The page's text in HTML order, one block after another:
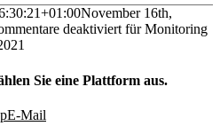
November 16th,
deaktiviert für Monitoring
Sie eine Plattform aus.
E-Mail